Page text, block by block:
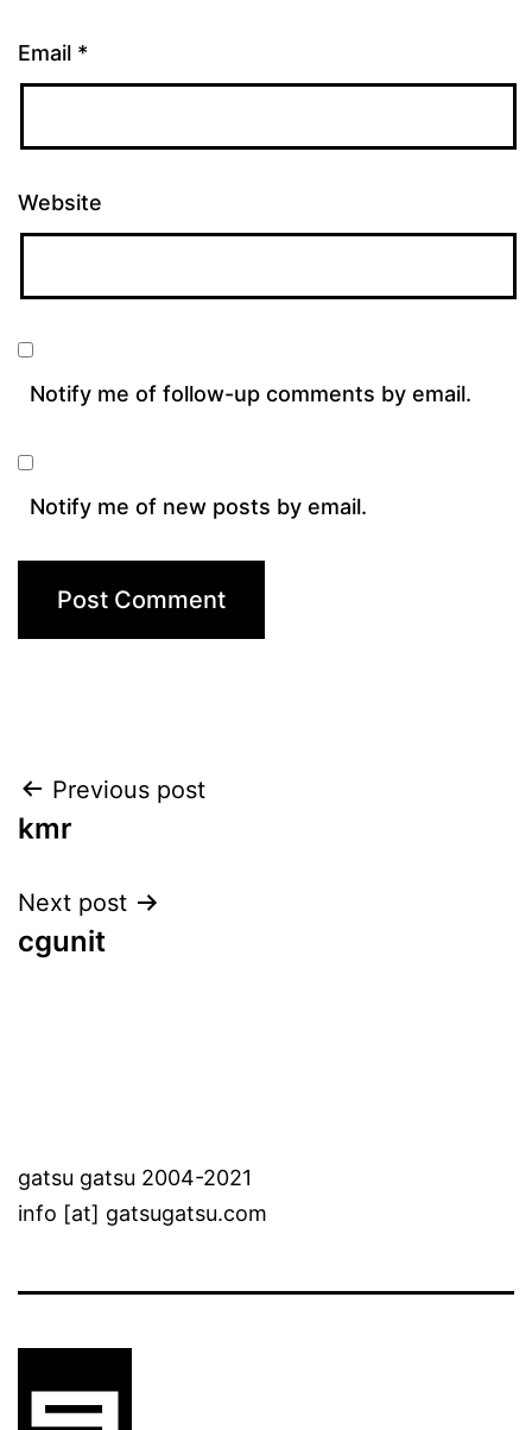
Email *
Website
Notify me of follow-up comments by email.
Notify me of new posts by email.
Post
navigation
Previous post
kmr
Next post
cgunit
gatsu gatsu 2004-2021
info [at] gatsugatsu.com